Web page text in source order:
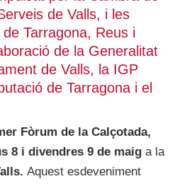
de Valls, i les
Tarragona, Reus i
de la Generalitat
de Valls, la IGP
de Tarragona i el
Fòrum de la Calçotada,
8 i divendres 9 de maig a la
Aquest esdeveniment